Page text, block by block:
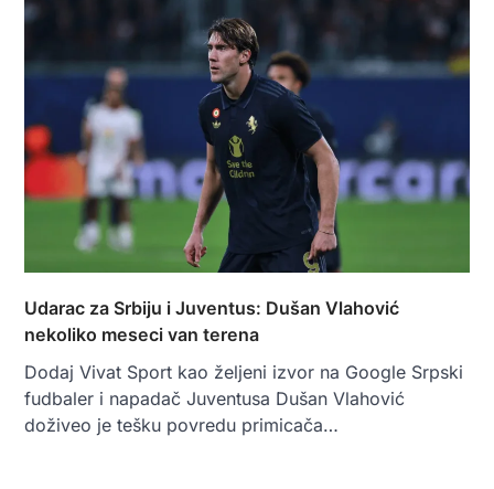
Udarac za Srbiju i Juventus: Dušan Vlahović
nekoliko meseci van terena
Dodaj Vivat Sport kao željeni izvor na Google Srpski
fudbaler i napadač Juventusa Dušan Vlahović
doživeo je tešku povredu primicača…